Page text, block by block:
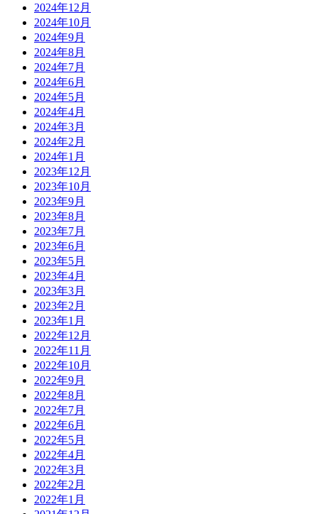
2024年12月
2024年10月
2024年9月
2024年8月
2024年7月
2024年6月
2024年5月
2024年4月
2024年3月
2024年2月
2024年1月
2023年12月
2023年10月
2023年9月
2023年8月
2023年7月
2023年6月
2023年5月
2023年4月
2023年3月
2023年2月
2023年1月
2022年12月
2022年11月
2022年10月
2022年9月
2022年8月
2022年7月
2022年6月
2022年5月
2022年4月
2022年3月
2022年2月
2022年1月